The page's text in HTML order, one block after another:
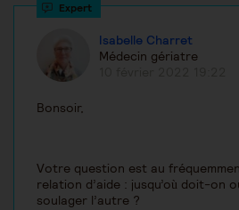
Isabelle Charret
Médecin gériatre
Bonsoir,
Votre question est au
relation d’aide : jusqu’où doit-on
soulager l’autre ?